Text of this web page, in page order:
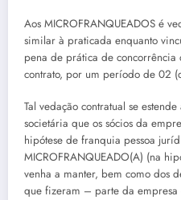
Aos MICROFRANQUEADOS é
similar à praticada enquanto
pena de prática de concorrência
contrato, por um período de 02
Tal vedação contratual se
societária que os sócios da
hipótese de franquia pessoa
MICROFRANQUEADO(A) (na
venha a manter, bem como dos
que fizeram – parte da